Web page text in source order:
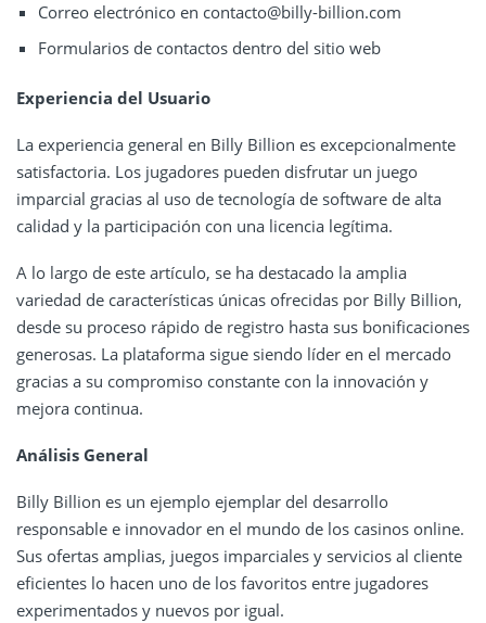
Correo electrónico en contacto@billy-billion.com
Formularios de contactos dentro del sitio web
Experiencia del Usuario
La experiencia general en Billy Billion es excepcionalmente
satisfactoria. Los jugadores pueden disfrutar un juego
imparcial gracias al uso de tecnología de software de alta
calidad y la participación con una licencia legítima.
A lo largo de este artículo, se ha destacado la amplia
variedad de características únicas ofrecidas por Billy Billion,
desde su proceso rápido de registro hasta sus bonificaciones
generosas. La plataforma sigue siendo líder en el mercado
gracias a su compromiso constante con la innovación y
mejora continua.
Análisis General
Billy Billion es un ejemplo ejemplar del desarrollo
responsable e innovador en el mundo de los casinos online.
Sus ofertas amplias, juegos imparciales y servicios al cliente
eficientes lo hacen uno de los favoritos entre jugadores
experimentados y nuevos por igual.